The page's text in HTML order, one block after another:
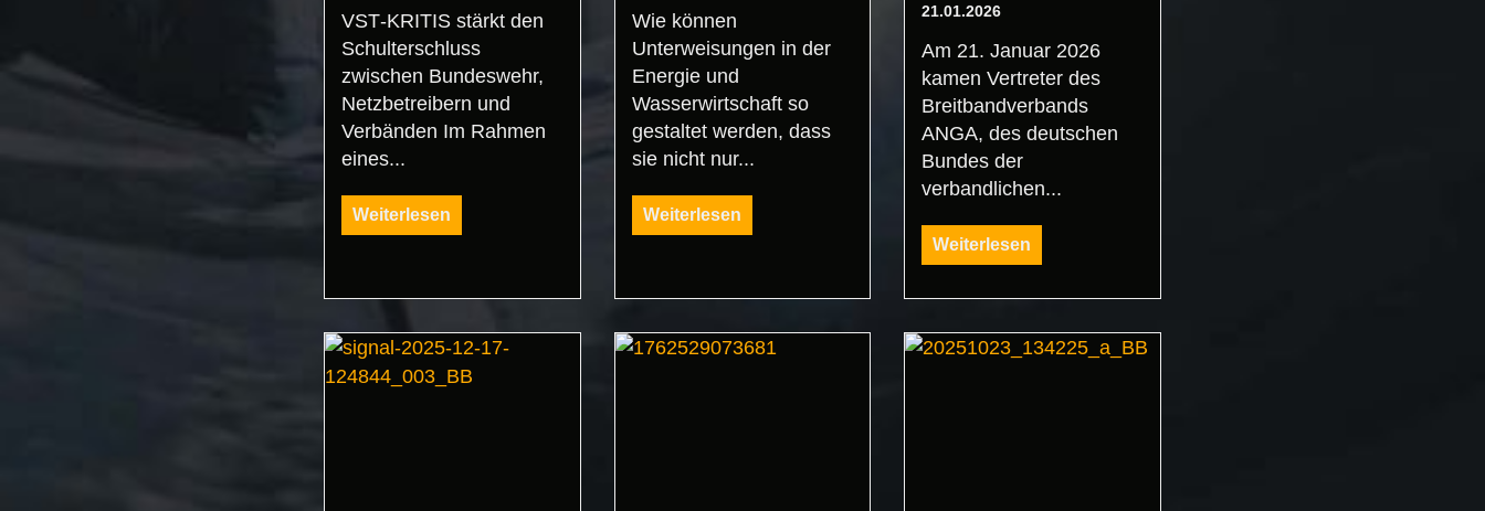
VST‑KRITIS stärkt den
Schulterschluss
zwischen Bundeswehr,
Netzbetreibern und
Verbänden Im Rahmen
eines...
Weiterlesen
Wie können
Unterweisungen in der
Energie und
Wasserwirtschaft so
gestaltet werden, dass
sie nicht nur...
Weiterlesen
21.01.2026
Am 21. Januar 2026
kamen Vertreter des
Breitbandverbands
ANGA, des deutschen
Bundes der
verbandlichen...
Weiterlesen